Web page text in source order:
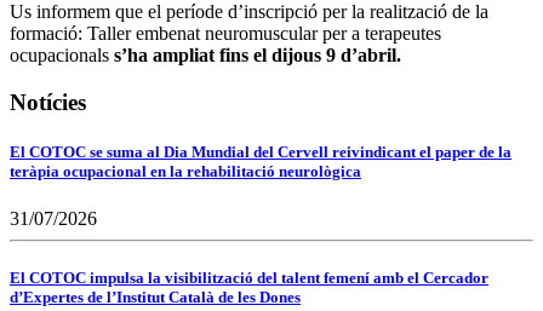
Us informem que el període d’inscripció per la realització de la
formació: Taller embenat neuromuscular per a terapeutes
ocupacionals s’ha ampliat fins el dijous 9 d’abril.
Notícies
El COTOC se suma al Dia Mundial del Cervell reivindicant el paper de la
teràpia ocupacional en la rehabilitació neurològica
31/07/2026
El COTOC impulsa la visibilització del talent femení amb el Cercador
d’Expertes de l’Institut Català de les Dones